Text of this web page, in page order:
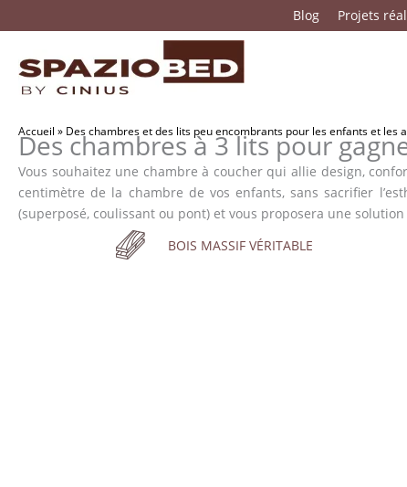
au
Blog Projets
Accueil » Des chambres et des lits peu encombrants pour les enfants et les
Des chambres à 3 lits pour
Vous souhaitez une chambre à coucher qui allie design,
centimètre de la chambre de vos enfants, sans sacrifier
(superposé, coulissant ou pont) et vous proposera une
BOIS MASSIF VÉRITABLE